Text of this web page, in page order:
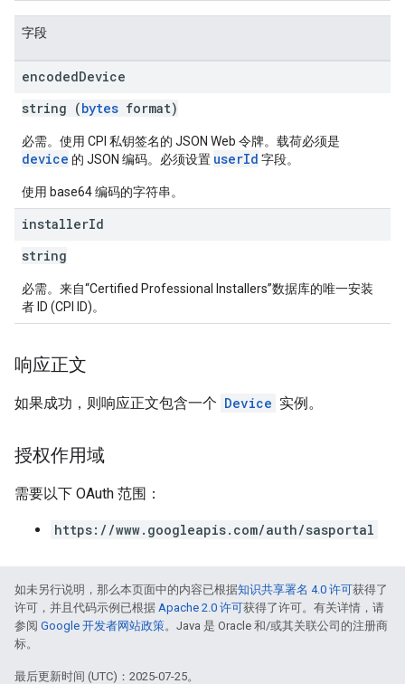
字段
encodedDevice
string (bytes format)
必需。使用 CPI 私钥签名的 JSON Web 令牌。载荷必须是
device 的 JSON 编码。必须设置 userId 字段。
使用 base64 编码的字符串。
installerId
string
必需。来自“Certified Professional Installers”数据库的唯一安装
者 ID (CPI ID)。
响应正文
如果成功，则响应正文包含一个 Device 实例。
授权作用域
需要以下 OAuth 范围：
https://www.googleapis.com/auth/sasportal
如未另行说明，那么本页面中的内容已根据知识共享署名 4.0 许可获得了
许可，并且代码示例已根据 Apache 2.0 许可获得了许可。有关详情，请
参阅 Google 开发者网站政策。Java 是 Oracle 和/或其关联公司的注册商
标。
最后更新时间 (UTC)：2025-07-25。